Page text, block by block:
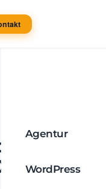
Agentur
WordPress
und -